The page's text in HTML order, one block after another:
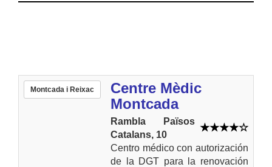
Montcada i Reixac
Centre Mèdic
Montcada
Rambla Països
Catalans, 10
Centro médico con autorización
de la DGT para la renovación